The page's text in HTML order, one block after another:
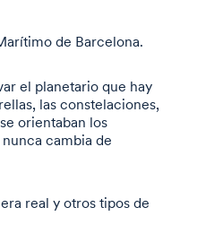
de Barcelona.
el planetario que hay
las constelaciones,
orientaban los
cambia de
real y otros tipos de